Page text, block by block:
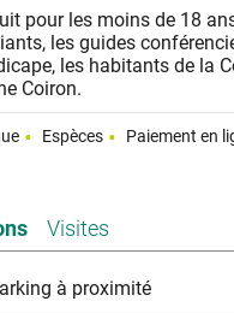
pour les moins de 18
les guides
les habitants de la
Coiron.
Espèces Paiement en
Visites
à proximité